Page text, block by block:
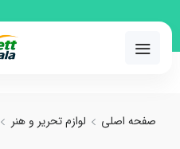
و مقایسه انواع
صفحه اصلی لوازم تحریر و هنر